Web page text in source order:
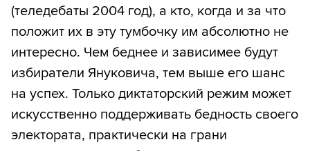
(теледебаты 2004 год), а кто, когда и за что
положит их в эту тумбочку им абсолютно не
интересно. Чем беднее и зависимее будут
избиратели Януковича, тем выше его шанс
на успех. Только диктаторский режим может
искусственно поддерживать бедность своего
электората, практически на грани